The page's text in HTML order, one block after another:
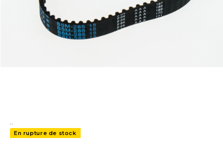
..
En rupture de stock